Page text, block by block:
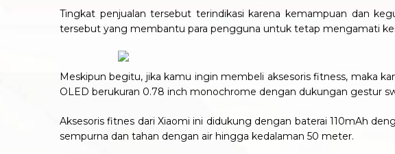
Tingkat penjualan tersebut terindikasi karena kemampuan dan
tersebut yang membantu para pengguna untuk tetap mengamati
Meskipun begitu, jika kamu ingin membeli aksesoris fitness, maka
OLED berukuran 0.78 inch monochrome dengan dukungan gestur
Aksesoris fitnes dari Xiaomi ini didukung dengan baterai 110mAh
sempurna dan tahan dengan air hingga kedalaman 50 meter.